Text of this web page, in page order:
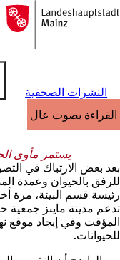
الانتقال إلى المحتوى
إلى
الصفحة
النشرات الصحفية
القراءة بصوت عالٍ
يستمر مأوى
بعد بعض الارتباك في
للرفق بالحيوان وعمدة
رئيسة قسم البيئة، مرة
تدعم مدينة ماينز جمعية
المؤقت وفي إيجاد موقع
للحيوانات.